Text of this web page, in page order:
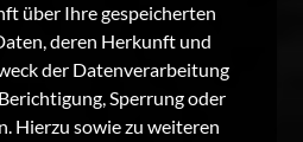
über Ihre gespeicherten
deren Herkunft und
der Datenverarbeitung
Sperrung oder
Hierzu sowie zu weiteren